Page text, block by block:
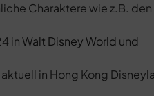
Charaktere wie z.B. den
inWalt Disney World und
in Hong Kong